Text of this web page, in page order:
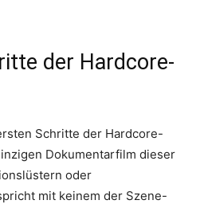
der Hardcore-
Schritte der Hardcore-
Dokumentarfilm dieser
oder
mit keinem der Szene-